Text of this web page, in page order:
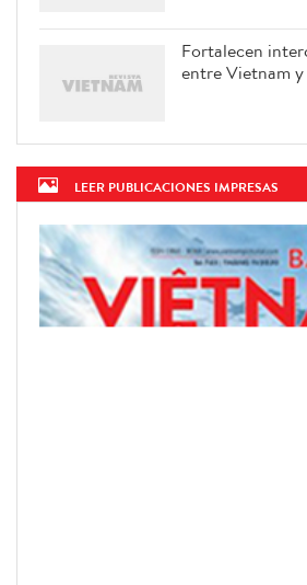
Fortalecen
entre Vietnam
LEER PUBLICACIONES IMPRESAS